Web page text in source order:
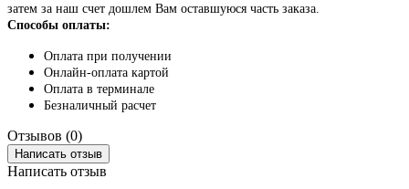
затем за наш счет дошлем Вам оставшуюся часть заказа.
Способы оплаты:
Оплата при получении
Онлайн-оплата картой
Оплата в терминале
Безналичный расчет
Отзывов (0)
Написать отзыв
Написать отзыв